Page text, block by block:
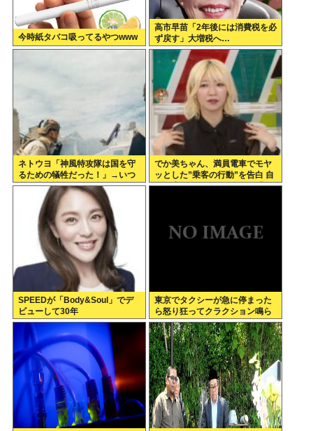
今時紙タバコ吸ってるやつwww
高市早苗「2年後には消費税を必
ず戻す」大増税へ…
ネトウヨ「神風特攻隊は国を守
るための犠牲だった！」→いつ
から防衛戦争になったんだ？侵
略者だろジャップはwww
でか美ちゃん、満員電車でモヤ
ッとした”乗客の行動”を告白 自
身を扇子などであおぐ人に「オ
SPEEDが「Body&Soul」でデ
ビューして30年
東京でタクシーが急に停まった
ら怒り狂ってクラクション鳴ら
してるやつ、だいたい田舎ナン
バーwww